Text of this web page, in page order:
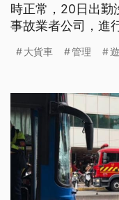
時正常，20日出勤
事故業者公司，進
大貨車 管理